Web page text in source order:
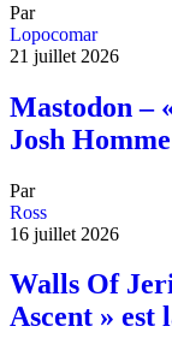
Par
Lopocomar
21 juillet 2026
Mastodon –
Josh
Par
Ross
16 juillet 2026
Walls Of
Ascent »